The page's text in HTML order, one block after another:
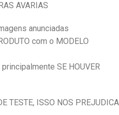
AVARIAS
anunciadas
com o MODELO
SE HOUVER
TESTE, ISSO NOS PREJUDICA